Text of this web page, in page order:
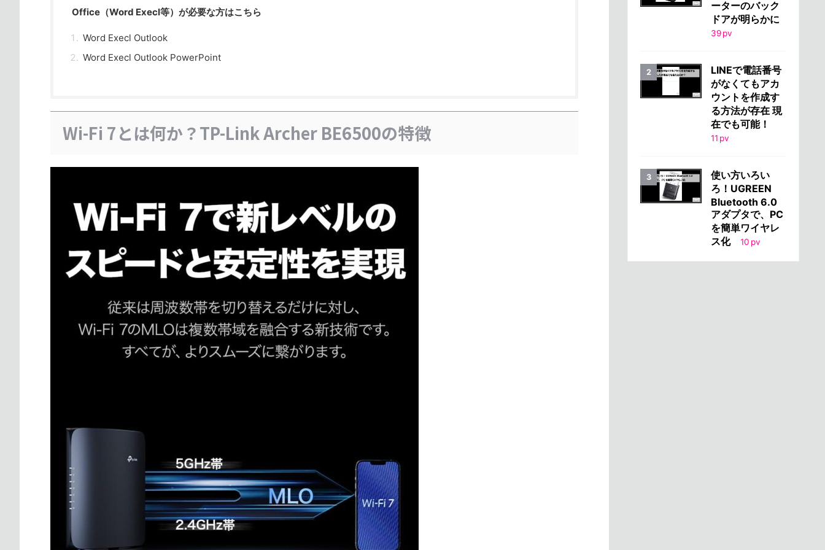
Office（Word Execl等）が必要な方はこちら
Word Execl Outlook
Word Execl Outlook PowerPoint
Wi-Fi 7とは何か？TP-Link Archer BE6500の特徴
ーターのバック
ドアが明らかに
39pv
LINEで電話番号
がなくてもアカ
ウントを作成す
る方法が存在 現
在でも可能！
11 pv
使い方いろい
ろ！UGREEN
Bluetooth 6.0
アダプタで、PC
を簡単ワイヤレ
ス化
10 pv